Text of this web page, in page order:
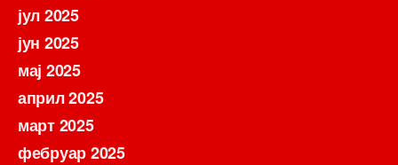
јул 2025
јун 2025
мај 2025
април 2025
март 2025
фебруар 2025